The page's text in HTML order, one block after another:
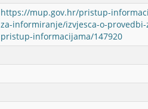
https://mup.gov.hr/pristup-
za-informiranje/izvjesca-o-
pristup-informacijama/147920